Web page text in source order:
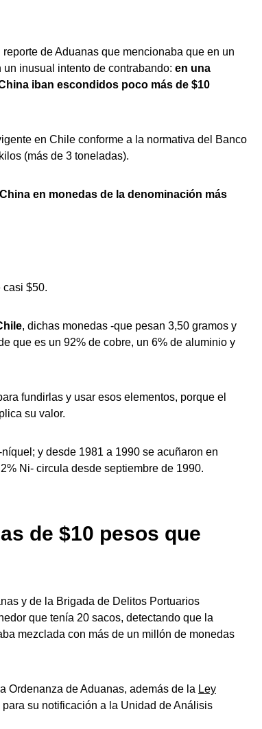
de Aduanas que mencionaba que en un
inusual intento de contrabando: en una
iban escondidos poco más de $10
en Chile conforme a la normativa del Banco
(más de 3 toneladas).
en monedas de la denominación más
casi $50.
, dichas monedas -que pesan 3,50 gramos y
que es un 92% de cobre, un 6% de aluminio y
fundirlas y usar esos elementos, porque el
su valor.
y desde 1981 a 1990 se acuñaron en
Ni- circula desde septiembre de 1990.
de $10 pesos que
y de la Brigada de Delitos Portuarios
que tenía 20 sacos, detectando que la
mezclada con más de un millón de monedas
Ordenanza de Aduanas, además de la Ley
su notificación a la Unidad de Análisis